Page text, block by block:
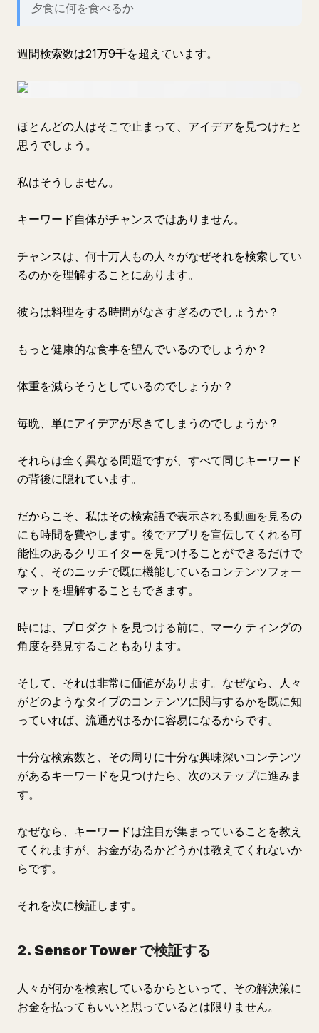
夕食に何を食べるか
週間検索数は21万9千を超えています。
ほとんどの人はそこで止まって、アイデアを見つけたと
思うでしょう。
私はそうしません。
キーワード自体がチャンスではありません。
チャンスは、何十万人もの人々がなぜそれを検索してい
るのかを理解することにあります。
彼らは料理をする時間がなさすぎるのでしょうか？
もっと健康的な食事を望んでいるのでしょうか？
体重を減らそうとしているのでしょうか？
毎晩、単にアイデアが尽きてしまうのでしょうか？
それらは全く異なる問題ですが、すべて同じキーワード
の背後に隠れています。
だからこそ、私はその検索語で表示される動画を見るの
にも時間を費やします。後でアプリを宣伝してくれる可
能性のあるクリエイターを見つけることができるだけで
なく、そのニッチで既に機能しているコンテンツフォー
マットを理解することもできます。
時には、プロダクトを見つける前に、マーケティングの
角度を発見することもあります。
そして、それは非常に価値があります。なぜなら、人々
がどのようなタイプのコンテンツに関与するかを既に知
っていれば、流通がはるかに容易になるからです。
十分な検索数と、その周りに十分な興味深いコンテンツ
があるキーワードを見つけたら、次のステップに進みま
す。
なぜなら、キーワードは注目が集まっていることを教え
てくれますが、お金があるかどうかは教えてくれないか
らです。
それを次に検証します。
2. Sensor Tower で検証する
人々が何かを検索しているからといって、その解決策に
お金を払ってもいいと思っているとは限りません。